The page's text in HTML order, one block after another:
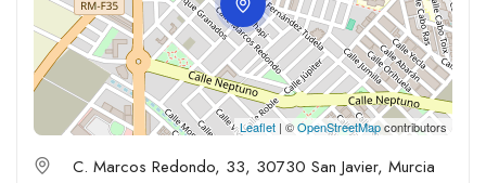
Leaflet | ©OpenStreetMapcontributors
C. Marcos Redondo, 33, 30730 San Javier, Murcia